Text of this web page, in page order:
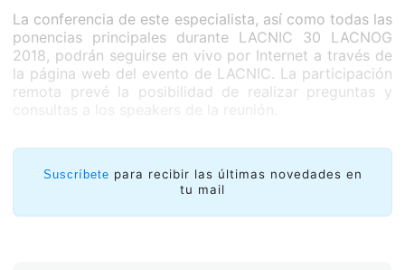
La conferencia de este especialista, así como todas las
ponencias principales durante LACNIC 30 LACNOG
2018, podrán seguirse en vivo por Internet a través de
la página web del evento de LACNIC. La participación
remota prevé la posibilidad de realizar preguntas y
consultas a los speakers de la reunión.
Suscríbete para recibir las últimas novedades en
tu mail